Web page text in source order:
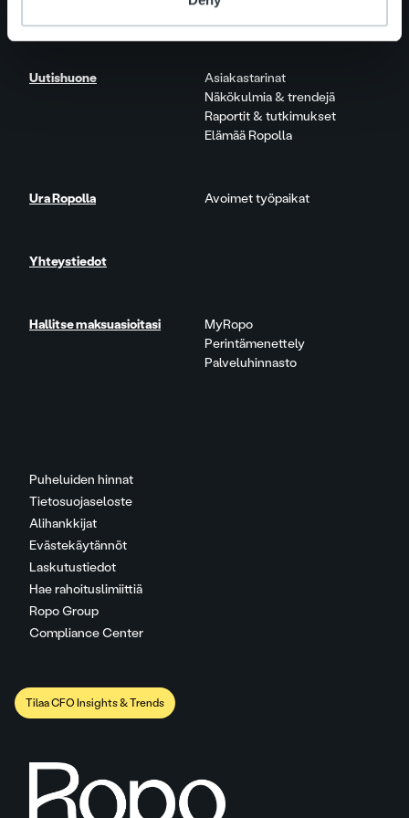
Puheluiden hinnat
Tietosuojaseloste
Alihankkijat
Evästekäytännöt
Laskutustiedot
Hae rahoituslimiittiä
Ropo Group
Compliance Center
Uutishuone
Asiakastarinat
Näkökulmia & trendejä
Raportit & tutkimukset
Elämää Ropolla
Ura Ropolla Avoimet työpaikat
Yhteystiedot
Hallitse maksuasioitasi
MyRopo
Perintämenettely
Palveluhinnasto
Tilaa CFO Insights & Trends